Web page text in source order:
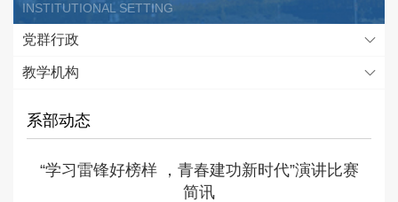
INSTITUTIONAL SETTING
党群行政
教学机构
系部动态
“学习雷锋好榜样 ，青春建功新时代”演讲比赛
简讯